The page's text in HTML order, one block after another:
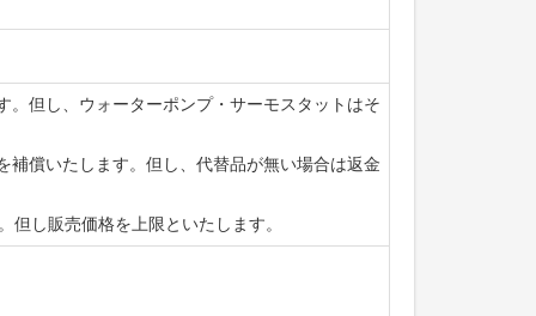
但し、ウォーターポンプ・サーモスタットはそ
償いたします。但し、代替品が無い場合は返金
し販売価格を上限といたします。